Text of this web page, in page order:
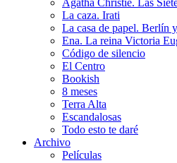
Agatha Christie. Las
La caza. Irati
La casa de papel. Berlín
Ena. La reina Victoria
Código de silencio
El Centro
Bookish
8 meses
Terra Alta
Escandalosas
Todo esto te daré
Archivo
Películas